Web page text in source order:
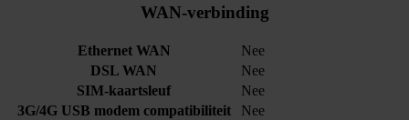
WAN-verbinding
Ethernet WAN
Nee
DSL WAN
Nee
SIM-kaartsleuf
Nee
3G/4G USB modem compatibiliteit
Nee